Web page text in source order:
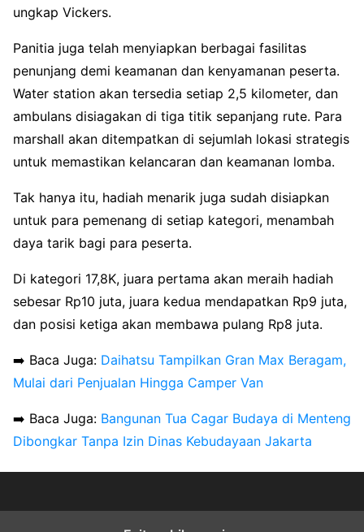
ungkap Vickers.
Panitia juga telah menyiapkan berbagai fasilitas
penunjang demi keamanan dan kenyamanan peserta.
Water station akan tersedia setiap 2,5 kilometer, dan
ambulans disiagakan di tiga titik sepanjang rute. Para
marshall akan ditempatkan di sejumlah lokasi strategis
untuk memastikan kelancaran dan keamanan lomba.
Tak hanya itu, hadiah menarik juga sudah disiapkan
untuk para pemenang di setiap kategori, menambah
daya tarik bagi para peserta.
Di kategori 17,8K, juara pertama akan meraih hadiah
sebesar Rp10 juta, juara kedua mendapatkan Rp9 juta,
dan posisi ketiga akan membawa pulang Rp8 juta.
➡️ Baca Juga: Daihatsu Tampilkan Gran Max Beragam,
Mulai dari Penjualan Hingga Camper Van
➡️ Baca Juga: Bangunan Tua Cagar Budaya di Menteng
Dibongkar Tanpa Izin Dinas Kebudayaan Jakarta